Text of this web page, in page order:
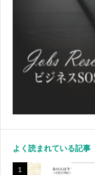
よく読まれている記事
1